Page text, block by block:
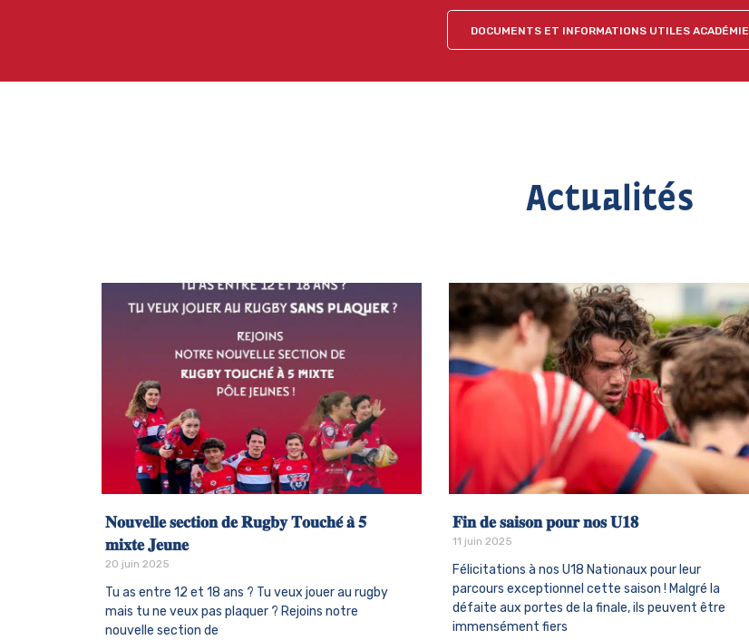
DOCUMENTS ET INFORMATIONS UTILES ACADÉMIE
Actualités
𝐍𝐨𝐮𝐯𝐞𝐥𝐥𝐞 𝐬𝐞𝐜𝐭𝐢𝐨𝐧 𝐝𝐞 𝐑𝐮𝐠𝐛𝐲 𝐓𝐨𝐮𝐜𝐡𝐞́ 𝐚̀ 𝟓
𝐦𝐢𝐱𝐭𝐞 𝐉𝐞𝐮𝐧𝐞
20 juin 2025
Tu as entre 12 et 18 ans ? Tu veux jouer au rugby
mais tu ne veux pas plaquer ? Rejoins notre
nouvelle section de
𝐅𝐢𝐧 𝐝𝐞 𝐬𝐚𝐢𝐬𝐨𝐧 𝐩𝐨𝐮𝐫 𝐧𝐨𝐬 𝐔𝟏𝟖
11 juin 2025
Félicitations à nos U18 Nationaux pour leur
parcours exceptionnel cette saison ! Malgré la
défaite aux portes de la finale, ils peuvent être
immensément fiers